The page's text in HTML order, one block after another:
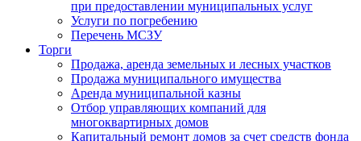
при предоставлении муниципальных услуг
Услуги по погребению
Перечень МСЗУ
Торги
Продажа, аренда земельных и лесных участков
Продажа муниципального имущества
Аренда муниципальной казны
Отбор управляющих компаний для
многоквартирных домов
Капитальный ремонт домов за счет средств фонда